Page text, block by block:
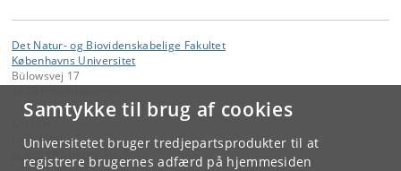
Samtykke til brug af cookies
Universitetet bruger tredjepartsprodukter til at
registrere brugernes adfærd på hjemmesiden
Det Natur- og Biovidenskabelige Fakultet
Københavns Universitet
Bülowsvej 17
Fakultetet
dk